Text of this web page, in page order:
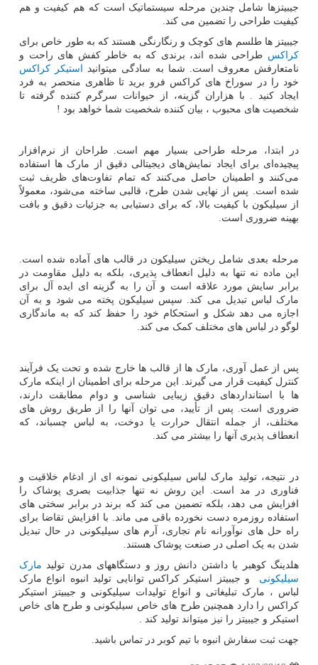
جیبیتزها شامل چندین مرحله سیستماتیک است که هم کیفیت و هم
کیفیت طراحی را تضمین می کند.
جیبیتز ها طلسم های کوچک و رنگارنگی هستند که به طور خاص برای
کراکس طراحی شده اند، برندی که به خاطر کفش های راحت و
نامتعارفش معروف است. شما به سادگی میتوانید
استیکر کراکس
خود را در سوراخ های کراکس فرو برید تا ظاهری منحصر به فرد
ایجاد کنید . با هزاران گزینه، از حیوانات سرگرم کننده گرفته تا
شخصیت های محبوب ، بیان کننده شخصیت شما خواهد بود !
در ابتدا، مرحله طراحی بسیار مهم است. طراحان از نرم‌افزار
پیچیده‌ای برای ایجاد نمایش‌های دیجیتالی دقیق از مارک ها استفاده
می‌کنند و اطمینان حاصل می‌کنند که تمام تفاوت‌های ظریف ثبت
شده است. پس از نهایی شدن طرح، قالبی ساخته می‌شود، معمولاً
از سیلیکون با کیفیت بالا، که برای دستیابی به جزئیات دقیق و بافت
بهینه ضروری است.
مرحله بعدی شامل ریختن سیلیکون در قالب های آماده شده است.
این ماده نه تنها به دلیل انعطاف پذیری، بلکه به دلیل مقاومت در
برابر سایش مورد علاقه است و آن را به گزینه ای ایده آل برای
مارک لباس تبدیل می کند. سپس سیلیکون پخته می شود و به آن
اجازه می دهد شکل و استحکام خود را حفظ کند که به ماندگاری
لوگو در لباس های مختلف کمک می کند.
پس از عمل آوری، مارک ها از قالب ها خارج شده و تحت یک فرآیند
کنترل کیفیت قرار می گیرند. این مرحله برای اطمینان از اینکه مارک
ها با استانداردهای دقیق زیبایی شناسی و دوام مطابقت دارند،
ضروری است. پس از تأیید، می توان آنها را از طریق روش های
مختلف، از جمله انتقال حرارت یا دوخت، به لباس چسباند، که
انعطاف پذیری آنها را بیشتر می کند.
در نتیجه، تولید مارک لباس سیلیکونی نمونه ای از ادغام خلاقیت و
فناوری در مد است. این روش نه تنها جذابیت بصری پوشاک را
افزایش می دهد، بلکه تضمین می کند که برند در برابر سختی های
استفاده روزمره دست نخورده باقی می ماند. با افزایش تقاضا برای
راه حل های نوآورانه نام تجاری، آرم های سیلیکونی در حال تبدیل
شدن به یک اصلی در صنعت پوشاک هستند.
هلدینگ کوهبر با داشتن دانش روز و دستگاههای مدرن تولید مارک
سیلیکونی و جیبیتز استیکر کراکس توانایی تولید انبوه انواع مارک
لباس ، مارک تبلیغاتی و انواع تولیدات سیلیکونی و جیبیتز استیکر
کراکس را دارد همچنین طرح های خاص سیلیکونی و طرح های خاص
استیکر و جیبیتز را نیز میتواند تولید کند .
جهت ثبت سفارش انبوه با تیم کوبر در تماس باشید.